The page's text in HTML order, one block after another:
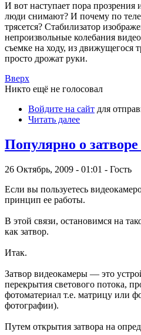
И вот наступает пора
люди снимают? И почему по
трясется? Стабилизатор
непроизвольные колебания
съемке на ходу, из движущегося
просто дрожат руки.
Вверх
Никто ещё не голосовал
Войдите на сайт для
Читать далее
Популярно о
26 Октябрь, 2009 - 01:01 - Гость
Если вы пользуетесь
принцип ее работы.
В этой связи, остановимся на
как затвор.
Итак.
Затвор видеокамеры — это
перекрытия светового потока,
фотоматериал т.е. матрицу или
фотографии).
Путем открытия затвора на